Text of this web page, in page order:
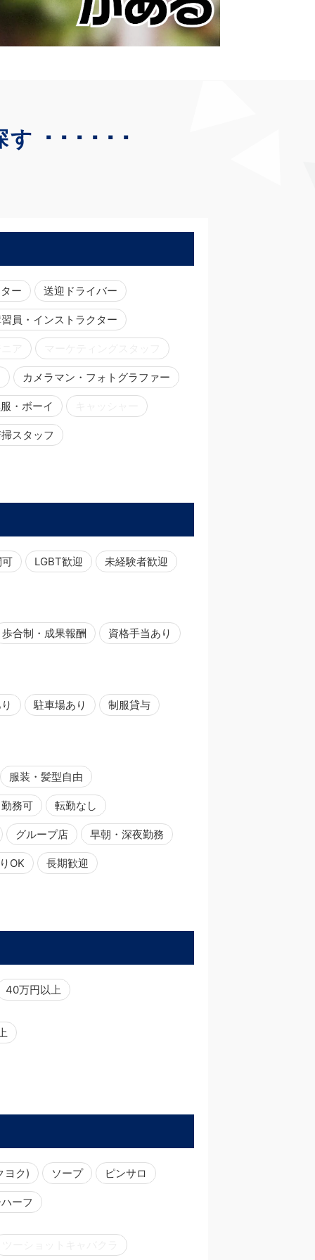
す ･･････
ー 送迎ドライバー
員・インストラクター
カメラマン・フォトグラファー
・ボーイ
スタッフ
LGBT歓迎 未経験者歓迎
歩合制・成果報酬 資格手当あり
駐車場あり 制服貸与
服装・髪型自由
務可 転勤なし
グループ店 早朝・深夜勤務
OK 長期歓迎
40万円以上
ヨク) ソープ ピンサロ
ーフ